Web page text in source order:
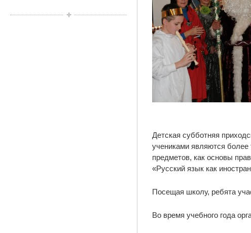
Детская субботняя
учениками являются более
предметов, как основы
«Русский язык как
Посещая школу, ребята
Во время учебного года